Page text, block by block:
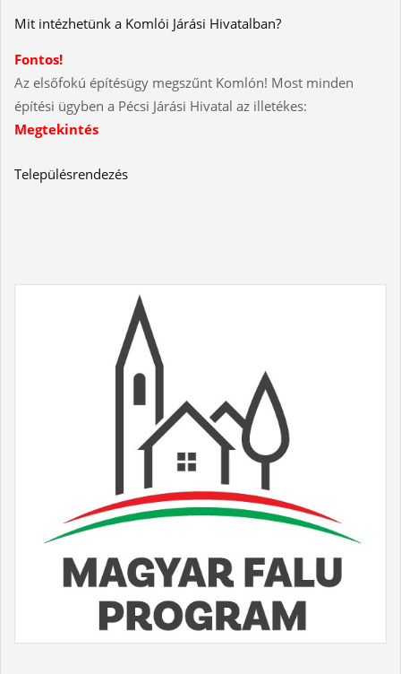
Mit intézhetünk a Komlói Járási Hivatalban?
Fontos!
Az elsőfokú építésügy megszűnt Komlón! Most minden
építési ügyben a Pécsi Járási Hivatal az illetékes:
Megtekintés
Településrendezés